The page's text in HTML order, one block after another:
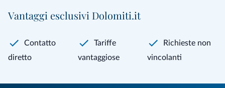
Vantaggi esclusivi Dolomiti.it
Contatto
diretto
Tariffe
vantaggiose
Richieste non
vincolanti